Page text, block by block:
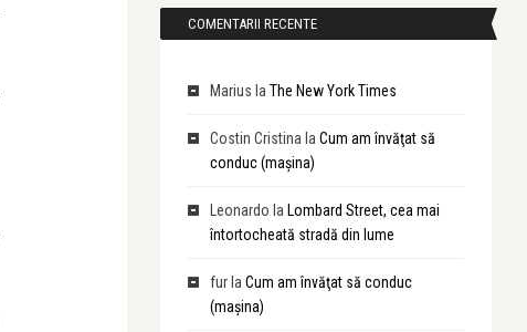
COMENTARII RECENTE
Marius la The New York Times
Costin Cristina la Cum am învăţat să
conduc (maşina)
Leonardo la Lombard Street, cea mai
întortocheată stradă din lume
fur la Cum am învăţat să conduc
(maşina)